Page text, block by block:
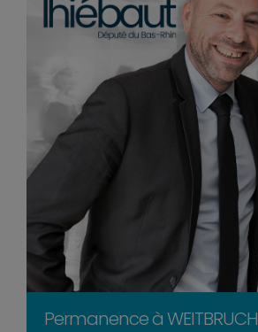
Permanence à WEITBRUCH